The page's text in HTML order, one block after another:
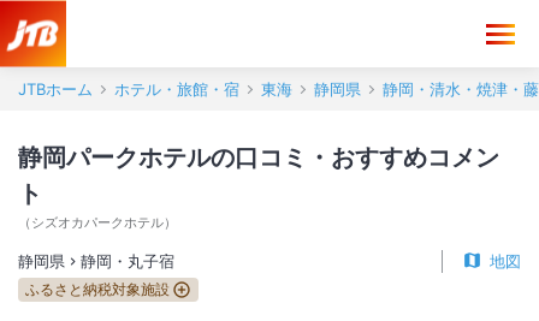
JTBホーム ホテル・旅館・宿 東海 静岡県 静岡・清水・焼津・
静岡パークホテルの口コミ・おすすめコメン
ト
（ シズオカパークホテル）
静岡県 静岡・丸子宿 地図
ふるさと納税対象施設